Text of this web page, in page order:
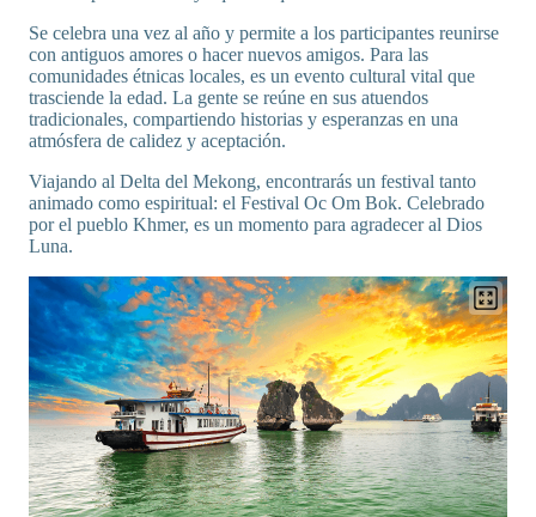
Se celebra una vez al año y permite a los participantes reunirse
con antiguos amores o hacer nuevos amigos. Para las
comunidades étnicas locales, es un evento cultural vital que
trasciende la edad. La gente se reúne en sus atuendos
tradicionales, compartiendo historias y esperanzas en una
atmósfera de calidez y aceptación.
Viajando al Delta del Mekong, encontrarás un festival tanto
animado como espiritual: el Festival Oc Om Bok. Celebrado
por el pueblo Khmer, es un momento para agradecer al Dios
Luna.